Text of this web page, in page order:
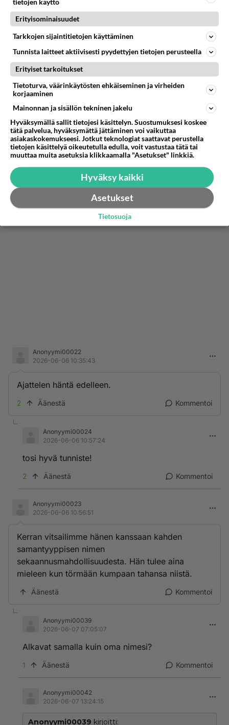
2026-06-07 18:00:59
-Ja haallistuneet maltaat.
Äänestä Kommentoi
Anonyymi00058
2026-06-07 18:03:38
Anonyymi00056
-Ja haallistuneet maltaat.
Niin taitaa olla..
Äänestä Kommentoi
Anonyymi00022
2026-06-06 10:35:43
Ajattelen häntä edelleen.
2 Äänestä Kommentoi
Anonyymi00024
2026-06-06 10:57:24
tosi hyvä tunniste!
2 Äänestä Kommentoi
Anonyymi00023
2026-06-06 10:56:51
Kerran vitsailimme hänen kanssaan kahden
samantyyppisen nimen
sekaannusmahdollisuudesta. Hän tulee aina
mieleen kun törmään kumpaan tahansa niistä.
Äänestä Kommentoi
Anonyymi00039
2026-06-07 07:05:07
Alkavat samalla kuin oma nimesi?
1 Äänestä Kommentoi
Anonyymi00042
2026-06-07 13:24:15
Anonyymi00039 kirjoitti:
tietojen käyttö
Erityisominaisuudet
Tarkkojen sijaintitietojen käyttäminen
Tunnista laitteet aktiivisesti pyydettyjen tietojen perusteella
Erityiset tarkoitukset
Tietoturva, väärinkäytösten ehkäiseminen ja virheiden
korjaaminen
Mainonnan ja sisällön tekninen jakelu
Hyväksymällä sallit tietojesi käsittelyn. Suostumuksesi koskee
tätä palvelua, hyväksymättä jättäminen voi vaikuttaa
asiakaskokemukseesi. Jotkut teknologiat saattavat perustella
tietojen käsittelyä oikeutetulla edulla, voit vastustaa tätä tai
muuttaa muita asetuksia klikkaamalla "Asetukset" linkkiä.
Hyväksy kaikki
Asetukset
Tietosuoja